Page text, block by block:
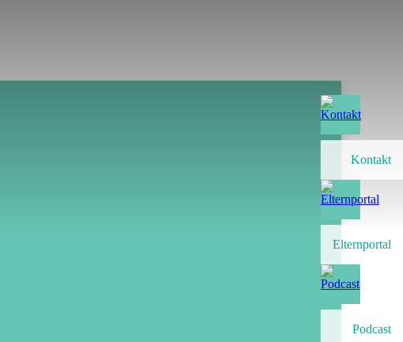
Kontakt
Elternportal
Podcast